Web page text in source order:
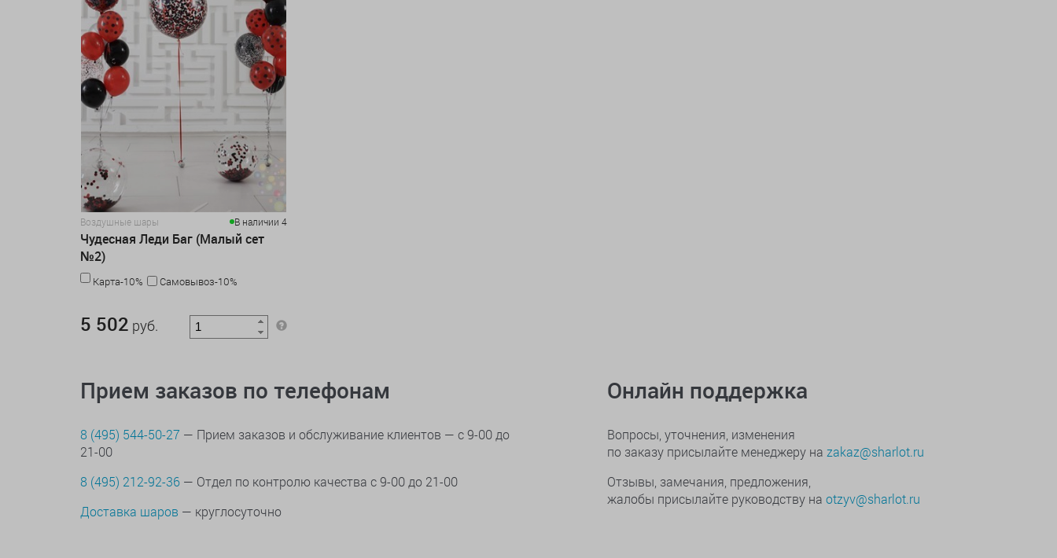
Воздушные шары В наличии 4
Чудесная Леди Баг (Малый сет
№2)
Карта-10%
Самовывоз-10%
5 502 руб.
Прием заказов по телефонам
8 (495) 544-50-27 — Прием заказов и обслуживание клиентов — с 9-00 до
21-00
8 (495) 212-92-36 — Отдел по контролю качества с 9-00 до 21-00
Доставка шаров — круглосуточно
Онлайн поддержка
Вопросы, уточнения, изменения
по заказу присылайте менеджеру на zakaz@sharlot.ru
Отзывы, замечания, предложения,
жалобы присылайте руководству на otzyv@sharlot.ru